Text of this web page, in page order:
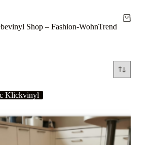
Shop – Fashion-WohnTrend
Warenkorb
Klickvinyl